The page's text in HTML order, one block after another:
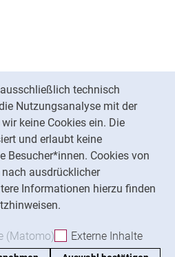
technisch
Nutzungsanalyse mit der
keine Cookies ein. Die
und erlaubt keine
Besucher*innen. Cookies von
ausdrücklicher
Informationen hierzu finden
Cookies akzeptieren
(Matomo) Analyse-Cookies
Externe Inhalte